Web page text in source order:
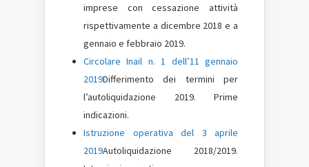
imprese con cessazione attività
rispettivamente a dicembre 2018 e a
gennaio e febbraio 2019.
Circolare Inail n. 1 dell’11 gennaio
2019Differimento dei termini per
l’autoliquidazione 2019. Prime
indicazioni.
Istruzione operativa del 3 aprile
2019Autoliquidazione 2018/2019.